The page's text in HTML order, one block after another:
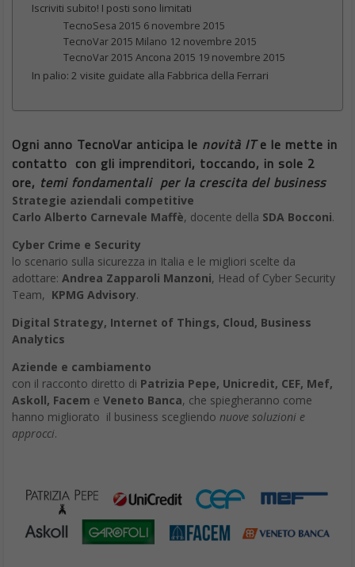
Iscriviti subito! I posti sono limitati
TecnoSesa 2015 6 novembre 2015
TecnoVar 2015 Milano 12 novembre 2015
TecnoVar 2015 Ancona 2015 19 novembre 2015
In palio: 2 visite guidate alla Fabbrica della Ferrari
Ogni anno TecnoVar anticipa le novità ITe le mette in
contatto con gli imprenditori, toccando, in sole 2
ore, temi fondamentali per la crescita del business
Strategie aziendali competitive
Carlo Alberto Carnevale Maffè, docente della SDA Bocconi.
Cyber Crime e Security
lo scenario sulla sicurezza in Italia e le migliori scelte da
adottare: Andrea Zapparoli Manzoni, Head of Cyber Security
Team, KPMG Advisory.
Digital Strategy, Internet of Things, Cloud, Business
Analytics
Aziende e cambiamento
con il racconto diretto di Patrizia Pepe, Unicredit, CEF, Mef,
Askoll, Facem e Veneto Banca, che spiegheranno come
hanno migliorato il business scegliendo nuove soluzioni e
approcci.